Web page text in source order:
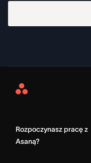
Asana
Rozpoczynasz pracę z
Asaną?